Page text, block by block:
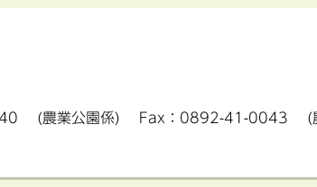
(農業公園係) Fax：0892-41-0043
(